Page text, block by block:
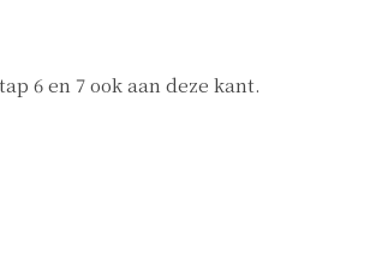
6 en 7 ook aan deze kant.